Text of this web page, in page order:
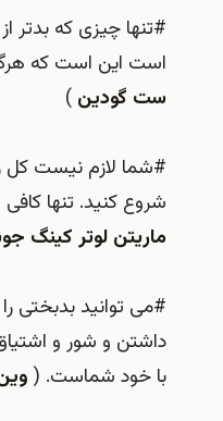
#تنها چیزی که بدتر
است این است که
ست گودین )
#شما لازم نیست کل
شروع کنید. تنها
ماریتن لوتر کینگ
#می توانید بدبختی را
داشتن و شور و
با خود شماست. (